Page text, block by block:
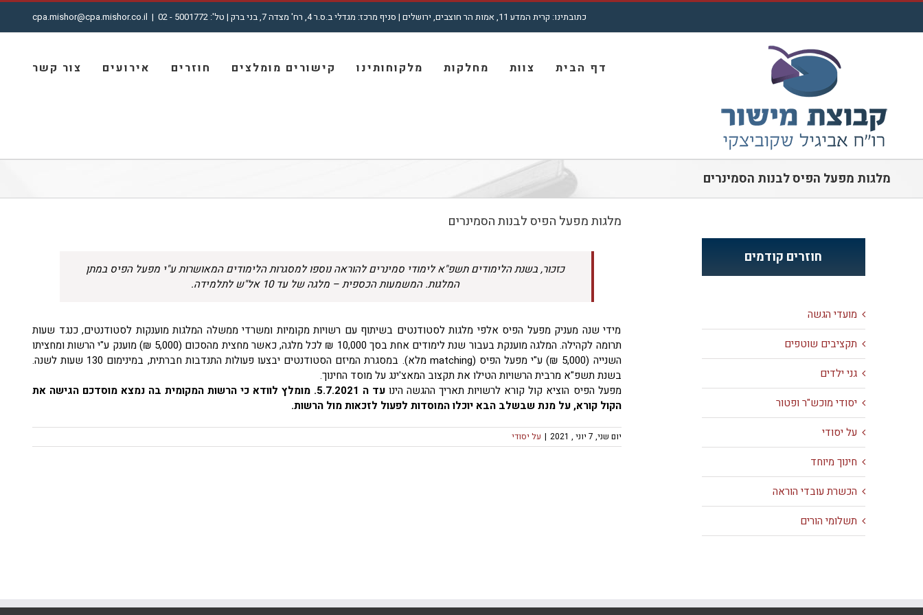
דלג
כתובתינו: קרית המדע 11, אמות הר חוצבים, ירושלים | סניף מרכז: מגדלי ב.ס.ר 4, רח' מצדה 7, בני ברק | טל': 5001772 - 02 |
cpa.mishor@cpa.mishor.co.il
חיפוש...
דף הבית צוות מחלקות מלקוחותינו קישורים מומלצים חוזרים אירועים צור קשר
מלגות מפעל הפיס לבנות הסמינרים
מלגות מפעל הפיס לבנות הסמינרים
כזכור, בשנת הלימודים תשפ"א לימודי סמינרים להוראה נוספו למסגרות הלימודים המאושרות ע"י מפעל הפיס במתן
המלגות. המשמעות הכספית – מלגה של עד 10 אל"ש לתלמידה.
מידי שנה מעניק מפעל הפיס אלפי מלגות לסטודנטים בשיתוף עם רשויות מקומיות ומשרדי ממשלה המלגות מוענקות לסטודנטים, כנגד שעות
תרומה לקהילה. המלגה מוענקת בעבור שנת לימודים אחת בסך 10,000 ₪ לכל מלגה, כאשר מחצית מהסכום (5,000 ₪) מוענק ע"י הרשות ומחציתו
השנייה (5,000 ₪) ע"י מפעל הפיס (matching מלא). במסגרת המיזם הסטודנטים יבצעו פעולות התנדבות חברתית, במינימום 130 שעות לשנה.
בשנת תשפ"א מרבית הרשויות הטילו את תקצוב המאצ'ינג על מוסד החינוך.
מפעל הפיס הוציא קול קורא לרשויות תאריך ההגשה הינו
עד ה 5.7.2021. מומלץ לוודא כי הרשות המקומית בה נמצא מוסדכם הגישה את
הקול קורא, על מנת שבשלב הבא יוכלו המוסדות לפעול לזכאות מול הרשות.
יום שני, 7 יוני , 2021 | על יסודי
חוזרים קודמים
מועדי הגשה
תקציבים שוטפים
גני ילדים
יסודי מוכש"ר ופטור
על יסודי
חינוך מיוחד
הכשרת עובדי הוראה
תשלומי הורים